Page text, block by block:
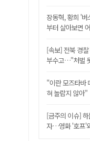
장동혁, 황희 '
부터 살아보면
[속보] 전북 경
부수고…"처벌
"이란 모즈타바
혀 놀랍지 않아"
[금주의 이슈]
자…영화 '호프'